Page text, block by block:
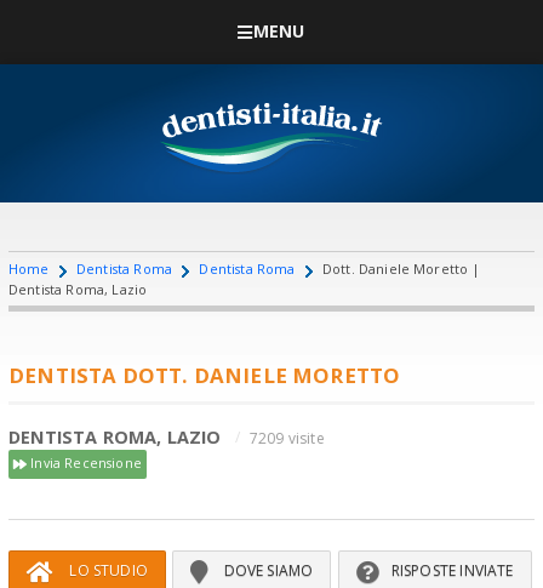
MENU
Home Dentista Roma Dentista Roma
Dott. Daniele Moretto |
Dentista Roma, Lazio
DENTISTA DOTT. DANIELE MORETTO
DENTISTA ROMA, LAZIO 7209 visite
Invia Recensione
LO STUDIO DOVE SIAMO RISPOSTE INVIATE